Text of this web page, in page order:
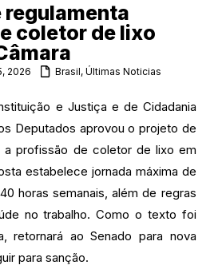
regulamenta
coletor de lixo
2026 Brasil,Últimas Noticias
e Justiça e de Cidadania
Deputados aprovou o projeto de
a profissão de coletor de lixo em
estabelece jornada máxima de
horas semanais, além de regras
no trabalho. Como o texto foi
retornará ao Senado para nova
para sanção.